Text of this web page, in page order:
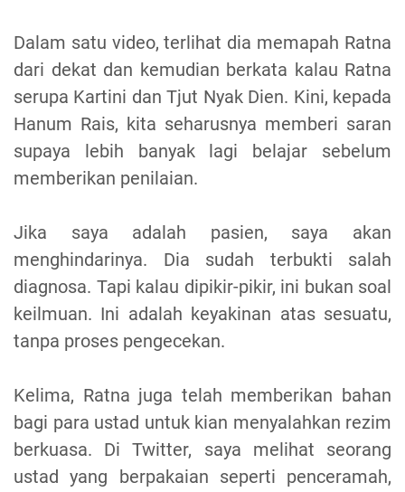
Dalam satu video, terlihat dia memapah Ratna
dari dekat dan kemudian berkata kalau Ratna
serupa Kartini dan Tjut Nyak Dien. Kini, kepada
Hanum Rais, kita seharusnya memberi saran
supaya lebih banyak lagi belajar sebelum
memberikan penilaian.
Jika saya adalah pasien, saya akan
menghindarinya. Dia sudah terbukti salah
diagnosa. Tapi kalau dipikir-pikir, ini bukan soal
keilmuan. Ini adalah keyakinan atas sesuatu,
tanpa proses pengecekan.
Kelima, Ratna juga telah memberikan bahan
bagi para ustad untuk kian menyalahkan rezim
berkuasa. Di Twitter, saya melihat seorang
ustad yang berpakaian seperti penceramah,